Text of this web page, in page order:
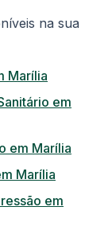
na sua
Marília
em
em Marília
Marília
em